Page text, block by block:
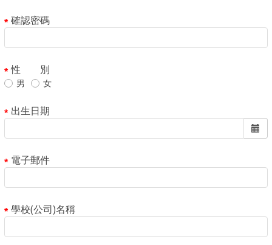
確認密碼
性 別
男 女
出生日期
電子郵件
學校(公司)名稱